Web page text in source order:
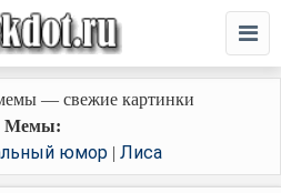
— свежие картинки
Мемы:
юмор | Лиса